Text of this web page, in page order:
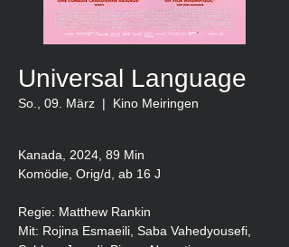
Universal Language
So., 09. März
  |
Kino Meiringen
Kanada, 2024, 89 Min
Komödie, Orig/d, ab 16 J
Regie: Matthew Rankin
Mit: Rojina Esmaeili, Saba Vahedyousefi,